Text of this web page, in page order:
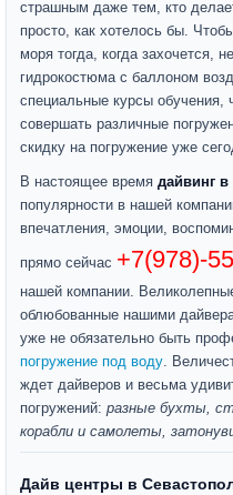
страшным даже тем, кто
просто, как хотелось бы.
моря тогда, когда захочется,
гидрокостюма с баллоном
специальные курсы обучения,
совершать различные
скидку на погружение уже
В настоящее время дайвинг в
популярности в нашей
впечатления, эмоции,
прямо сейчас +7(978)-
нашей компании.
облюбованные нашими
уже не обязательно быть
погружение под воду.
ждет дайверов и весьма
погружений: разные бухты,
корабли и самолеты,
Дайв центры в